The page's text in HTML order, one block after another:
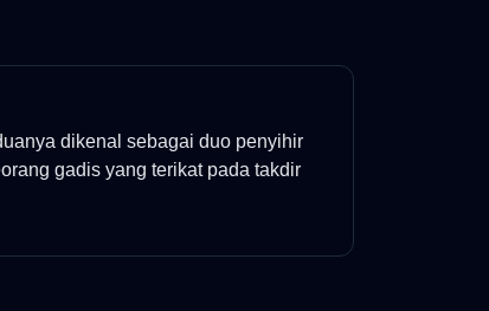
dikenal sebagai duo penyihir
gadis yang terikat pada takdir